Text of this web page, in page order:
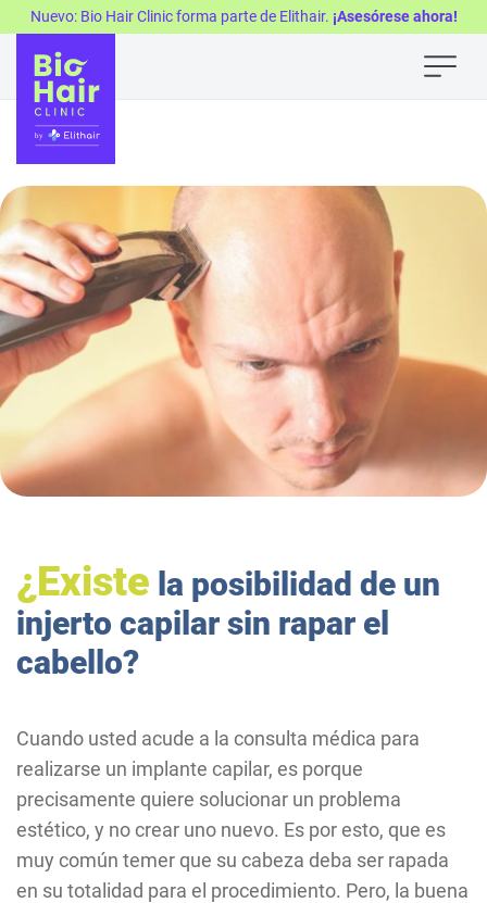
Nuevo: Bio Hair Clinic forma parte de Elithair. ¡Asesórese ahora!
¿Existe la posibilidad de un
injerto capilar sin rapar el
cabello?
Cuando usted acude a la consulta médica para
realizarse un implante capilar, es porque
precisamente quiere solucionar un problema
estético, y no crear uno nuevo. Es por esto, que es
muy común temer que su cabeza deba ser rapada
en su totalidad para el procedimiento. Pero, la buena